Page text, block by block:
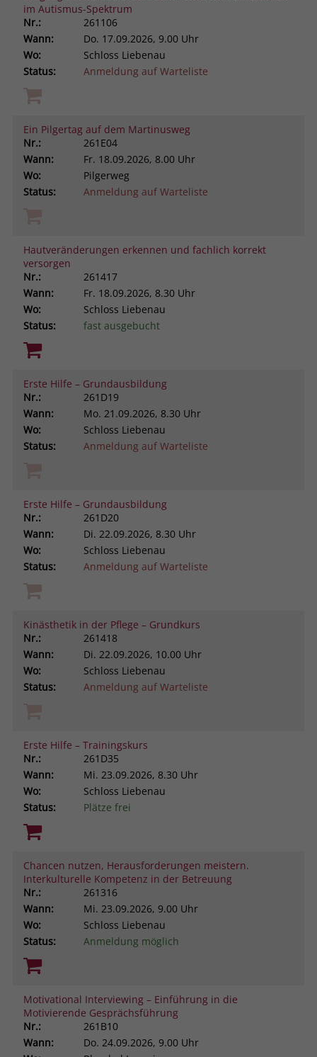
im Autismus-Spektrum
Nr.:
261106
Wann:
Do. 17.09.2026, 9.00 Uhr
Wo:
Schloss Liebenau
Status:
Anmeldung auf Warteliste
Ein Pilgertag auf dem Martinusweg
Nr.:
261E04
Wann:
Fr. 18.09.2026, 8.00 Uhr
Wo:
Pilgerweg
Status:
Anmeldung auf Warteliste
Hautveränderungen erkennen und fachlich korrekt
versorgen
Nr.:
261417
Wann:
Fr. 18.09.2026, 8.30 Uhr
Wo:
Schloss Liebenau
Status:
fast ausgebucht
Erste Hilfe – Grundausbildung
Nr.:
261D19
Wann:
Mo. 21.09.2026, 8.30 Uhr
Wo:
Schloss Liebenau
Status:
Anmeldung auf Warteliste
Erste Hilfe – Grundausbildung
Nr.:
261D20
Wann:
Di. 22.09.2026, 8.30 Uhr
Wo:
Schloss Liebenau
Status:
Anmeldung auf Warteliste
Kinästhetik in der Pflege – Grundkurs
Nr.:
261418
Wann:
Di. 22.09.2026, 10.00 Uhr
Wo:
Schloss Liebenau
Status:
Anmeldung auf Warteliste
Erste Hilfe – Trainingskurs
Nr.:
261D35
Wann:
Mi. 23.09.2026, 8.30 Uhr
Wo:
Schloss Liebenau
Status:
Plätze frei
Chancen nutzen, Herausforderungen meistern.
Interkulturelle Kompetenz in der Betreuung
Nr.:
261316
Wann:
Mi. 23.09.2026, 9.00 Uhr
Wo:
Schloss Liebenau
Status:
Anmeldung möglich
Motivational Interviewing – Einführung in die
Motivierende Gesprächsführung
Nr.:
261B10
Wann:
Do. 24.09.2026, 9.00 Uhr